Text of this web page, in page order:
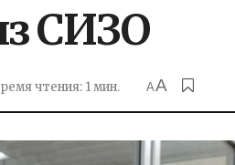
СИЗО
чтения: 1 мин. AA